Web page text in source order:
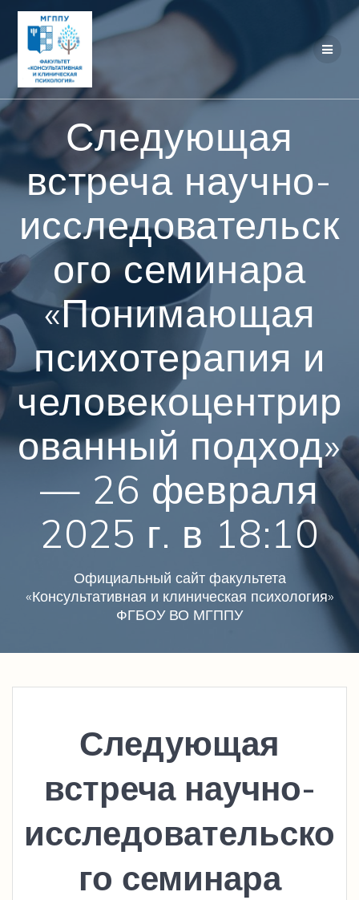
контенту
Следующая
встреча научно-
исследовательск
ого семинара
«Понимающая
психотерапия и
человекоцентрир
ованный подход»
— 26 февраля
2025 г. в 18:10
Официальный сайт факультета
«Консультативная и клиническая психология»
ФГБОУ ВО МГППУ
Следующая
встреча научно-
исследовательско
го семинара